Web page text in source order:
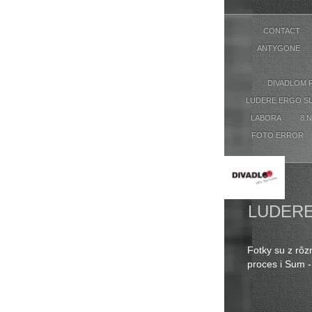
CONTACT
ANTYGONE
DIVADLOM
LUDERE ERGO
LABORA
FOTO ERROR
SUM
Fotky su z
proces i Sum